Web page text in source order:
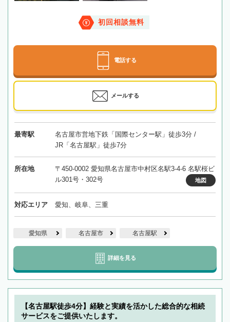
初回相談無料
電話する
メールする
最寄駅
名古屋市営地下鉄「国際センター駅」徒歩3分 /
JR「名古屋駅」徒歩7分
所在地
〒450-0002 愛知県名古屋市中村区名駅3-4-6 名駅桜ビ
ル301号・302号
地図
対応エリア 愛知、岐阜、三重
愛知県 名古屋市 名古屋駅
詳細を見る
【名古屋駅徒歩4分】経験と実績を活かした総合的な相続
サービスをご提供いたします。